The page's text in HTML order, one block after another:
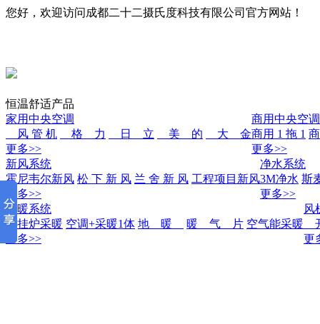
您好，欢迎访问成都二十二摄氏度科技有限公司官方网站！
恒温舒适产品
家用中央空调
风 管 机
格 力 日 立 美 的
大 金
更多>>
商用中央空调
商用 1 拖 1
更多>>
新风系统
霍尼韦尔新风 松 下 新 风 兰 舍 新 风 工程项目新风
更多>>
净水系统
3M净水 斯
更多>>
采暖系统
壁挂炉采暖 空调+采暖1体 地 暖 暖 气 片 空气能采暖
更多>>
风
更